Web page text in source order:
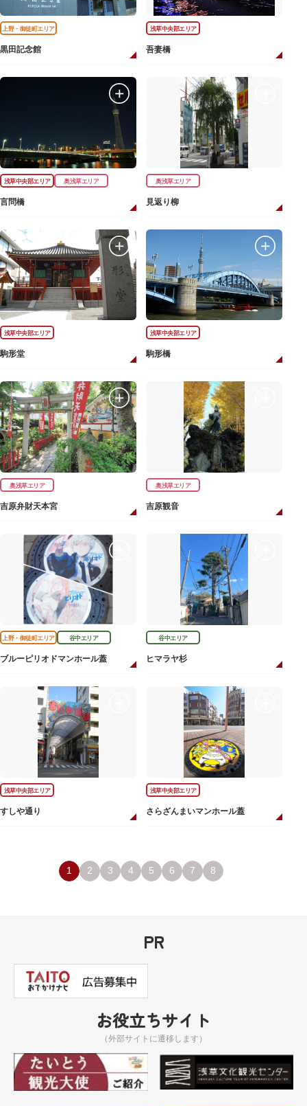
上野・御徒町エリア
黒田記念館
浅草中央部エリア
吾妻橋
浅草中央部エリア 奥浅草エリア
言問橋
奥浅草エリア
見返り柳
浅草中央部エリア
駒形堂
浅草中央部エリア
駒形橋
奥浅草エリア
吉原弁財天本宮
奥浅草エリア
吉原観音
上野・御徒町エリア 谷中エリア
ブルーピリオドマンホール蓋
谷中エリア
ヒマラヤ杉
浅草中央部エリア
すしや通り
浅草中央部エリア
さらざんまいマンホール蓋
1 2 3 4 5 6 7 8
PR
お役立ちサイト
（外部サイトに遷移します）